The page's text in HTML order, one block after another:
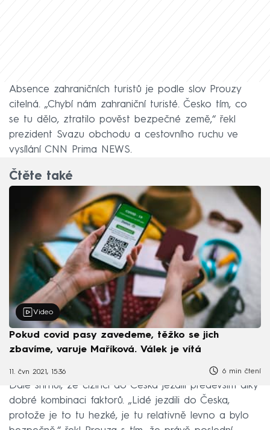
Absence zahraničních turistů je podle slov Prouzy
citelná. „Chybí nám zahraniční turisté. Česko tím, co
se tu dělo, ztratilo pověst bezpečné země,“ řekl
prezident Svazu obchodu a cestovního ruchu ve
vysílání CNN Prima NEWS.
Čtěte také
Video
Pokud covid pasy zavedeme, těžko se jich
zbavíme, varuje Maříková. Válek je vítá
11. čvn 2021, 15:36 6 min čtení
Dále shrnul, že cizinci do Česka jezdili především díky
dobré kombinaci faktorů. „Lidé jezdili do Česka,
protože je to tu hezké, je tu relativně levno a bylo